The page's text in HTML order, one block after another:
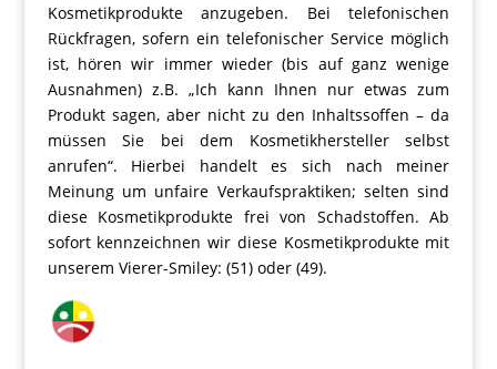
Kosmetikprodukte anzugeben. Bei telefonischen
Rückfragen, sofern ein telefonischer Service möglich
ist, hören wir immer wieder (bis auf ganz wenige
Ausnahmen) z.B. „Ich kann Ihnen nur etwas zum
Produkt sagen, aber nicht zu den Inhaltssoffen – da
müssen Sie bei dem Kosmetikhersteller selbst
anrufen“. Hierbei handelt es sich nach meiner
Meinung um unfaire Verkaufspraktiken; selten sind
diese Kosmetikprodukte frei von Schadstoffen. Ab
sofort kennzeichnen wir diese Kosmetikprodukte mit
unserem Vierer-Smiley: (51) oder (49).